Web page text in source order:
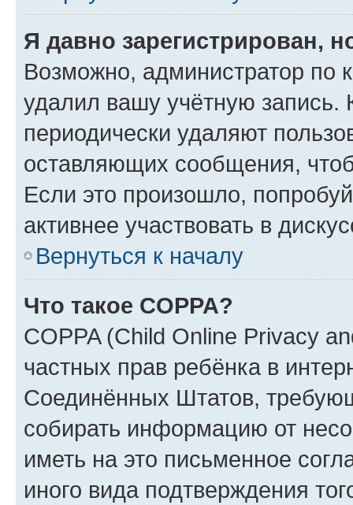
Я давно зарегистрирован,
Возможно, администратор по
удалил вашу учётную запись.
периодически удаляют
оставляющих сообщения,
Если это произошло,
активнее участвовать в
Вернуться к началу
Что такое COPPA?
COPPA (Child Online Privacy
частных прав ребёнка в
Соединённых Штатов,
собирать информацию от
иметь на это письменное
иного вида подтверждения